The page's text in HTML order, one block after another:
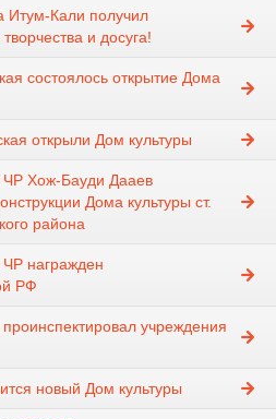
Итум-Кали получил
и досуга!
состоялось открытие Дома
открыли Дом культуры
Хож-Бауди Дааев
Дома культуры ст.
района
награжден
РФ
учреждения
новый Дом культуры